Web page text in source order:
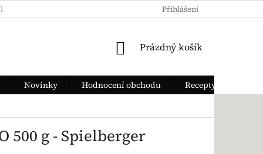
OCHRANY OSOBNÍCH ÚDAJŮ JAK ZAPLATIT
Přihlášení
NÁKUPNÍ KOŠÍK
Prázdný košík
Novinky Hodnocení obchodu
Recepty
500 g - Spielberger